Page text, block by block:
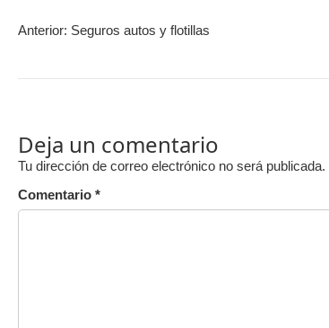
Anterior: Seguros autos y flotillas
Deja un comentario
Tu dirección de correo electrónico no será publicada.
Comentario *